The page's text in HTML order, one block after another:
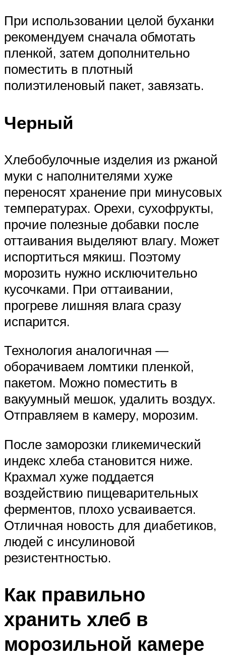
При использовании целой буханки
рекомендуем сначала обмотать
пленкой, затем дополнительно
поместить в плотный
полиэтиленовый пакет, завязать.
Черный
Хлебобулочные изделия из ржаной
муки с наполнителями хуже
переносят хранение при минусовых
температурах. Орехи, сухофрукты,
прочие полезные добавки после
оттаивания выделяют влагу. Может
испортиться мякиш. Поэтому
морозить нужно исключительно
кусочками. При оттаивании,
прогреве лишняя влага сразу
испарится.
Технология аналогичная —
оборачиваем ломтики пленкой,
пакетом. Можно поместить в
вакуумный мешок, удалить воздух.
Отправляем в камеру, морозим.
После заморозки гликемический
индекс хлеба становится ниже.
Крахмал хуже поддается
воздействию пищеварительных
ферментов, плохо усваивается.
Отличная новость для диабетиков,
людей с инсулиновой
резистентностью.
Как правильно
хранить хлеб в
морозильной камере